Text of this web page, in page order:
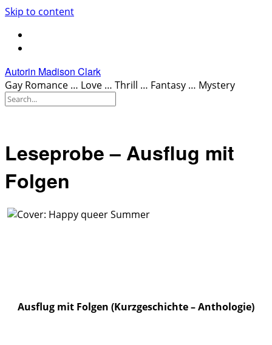
Skip to content
Autorin Madison Clark
Gay Romance … Love … Thrill … Fantasy … Mystery
Leseprobe – Ausflug mit
Folgen
Ausflug mit Folgen (Kurzgeschichte – Anthologie)